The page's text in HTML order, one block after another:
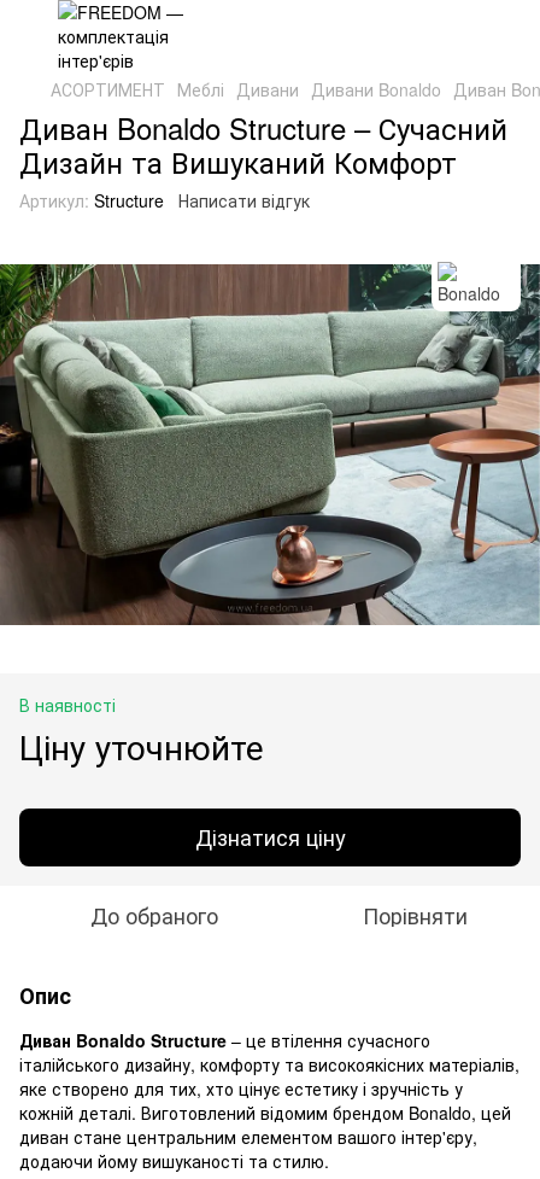
АСОРТИМЕНТ Меблі Дивани Дивани Bonaldo Диван
Диван Bonaldo Structure – Сучасний
Дизайн та Вишуканий Комфорт
Артикул: Structure Написати відгук
В наявності
Ціну уточнюйте
Дізнатися ціну
До обраного Порівняти
Опис
Диван Bonaldo Structure – це втілення сучасного
італійського дизайну, комфорту та високоякісних матеріалів,
яке створено для тих, хто цінує естетику і зручність у
кожній деталі. Виготовлений відомим брендом Bonaldo, цей
диван стане центральним елементом вашого інтер'єру,
додаючи йому вишуканості та стилю.